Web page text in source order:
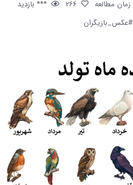
*** بازدید
#عکس_بازیگران